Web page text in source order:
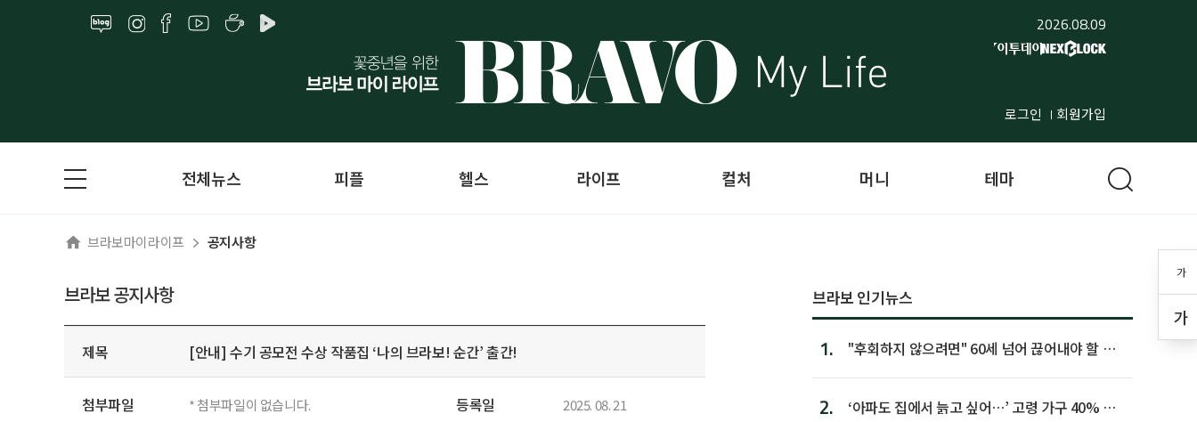
2026.08.09
로그인 회원가입
가
가
전체뉴스 피플 헬스 라이프 컬처 머니 테마
브라보마이라이프 공지사항
브라보 공지사항
제목 [안내] 수기 공모전 수상 작품집 ‘나의 브라보! 순간’ 출간!
첨부파일 * 첨부파일이 없습니다. 등록일 2025. 08. 21
브라보 인기뉴스
1.
"후회하지 않으려면" 60세 넘어 끊어내야 할 사
2.
‘아파도 집에서 늙고 싶어…’ 고령 가구 40% 노